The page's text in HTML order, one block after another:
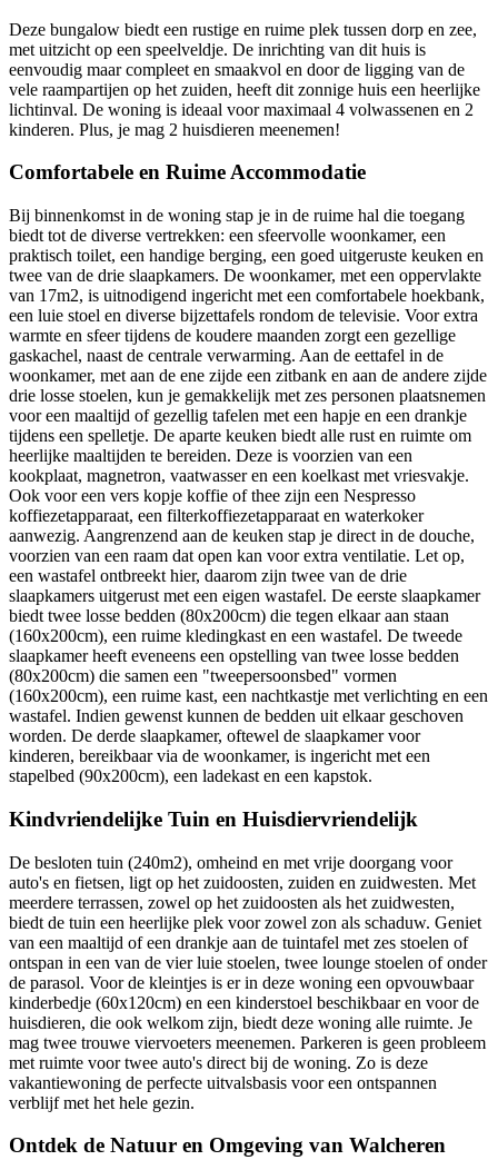
Deze bungalow biedt een rustige en ruime plek tussen dorp en zee,
met uitzicht op een speelveldje. De inrichting van dit huis is
eenvoudig maar compleet en smaakvol en door de ligging van de
vele raampartijen op het zuiden, heeft dit zonnige huis een heerlijke
lichtinval. De woning is ideaal voor maximaal 4 volwassenen en 2
kinderen. Plus, je mag 2 huisdieren meenemen!
Comfortabele en Ruime Accommodatie
Bij binnenkomst in de woning stap je in de ruime hal die toegang
biedt tot de diverse vertrekken: een sfeervolle woonkamer, een
praktisch toilet, een handige berging, een goed uitgeruste keuken en
twee van de drie slaapkamers. De woonkamer, met een oppervlakte
van 17m2, is uitnodigend ingericht met een comfortabele hoekbank,
een luie stoel en diverse bijzettafels rondom de televisie. Voor extra
warmte en sfeer tijdens de koudere maanden zorgt een gezellige
gaskachel, naast de centrale verwarming. Aan de eettafel in de
woonkamer, met aan de ene zijde een zitbank en aan de andere zijde
drie losse stoelen, kun je gemakkelijk met zes personen plaatsnemen
voor een maaltijd of gezellig tafelen met een hapje en een drankje
tijdens een spelletje. De aparte keuken biedt alle rust en ruimte om
heerlijke maaltijden te bereiden. Deze is voorzien van een
kookplaat, magnetron, vaatwasser en een koelkast met vriesvakje.
Ook voor een vers kopje koffie of thee zijn een Nespresso
koffiezetapparaat, een filterkoffiezetapparaat en waterkoker
aanwezig. Aangrenzend aan de keuken stap je direct in de douche,
voorzien van een raam dat open kan voor extra ventilatie. Let op,
een wastafel ontbreekt hier, daarom zijn twee van de drie
slaapkamers uitgerust met een eigen wastafel. De eerste slaapkamer
biedt twee losse bedden (80x200cm) die tegen elkaar aan staan
(160x200cm), een ruime kledingkast en een wastafel. De tweede
slaapkamer heeft eveneens een opstelling van twee losse bedden
(80x200cm) die samen een "tweepersoonsbed" vormen
(160x200cm), een ruime kast, een nachtkastje met verlichting en een
wastafel. Indien gewenst kunnen de bedden uit elkaar geschoven
worden. De derde slaapkamer, oftewel de slaapkamer voor
kinderen, bereikbaar via de woonkamer, is ingericht met een
stapelbed (90x200cm), een ladekast en een kapstok.
Kindvriendelijke Tuin en Huisdiervriendelijk
De besloten tuin (240m2), omheind en met vrije doorgang voor
auto's en fietsen, ligt op het zuidoosten, zuiden en zuidwesten. Met
meerdere terrassen, zowel op het zuidoosten als het zuidwesten,
biedt de tuin een heerlijke plek voor zowel zon als schaduw. Geniet
van een maaltijd of een drankje aan de tuintafel met zes stoelen of
ontspan in een van de vier luie stoelen, twee lounge stoelen of onder
de parasol. Voor de kleintjes is er in deze woning een opvouwbaar
kinderbedje (60x120cm) en een kinderstoel beschikbaar en voor de
huisdieren, die ook welkom zijn, biedt deze woning alle ruimte. Je
mag twee trouwe viervoeters meenemen. Parkeren is geen probleem
met ruimte voor twee auto's direct bij de woning. Zo is deze
vakantiewoning de perfecte uitvalsbasis voor een ontspannen
verblijf met het hele gezin.
Ontdek de Natuur en Omgeving van Walcheren